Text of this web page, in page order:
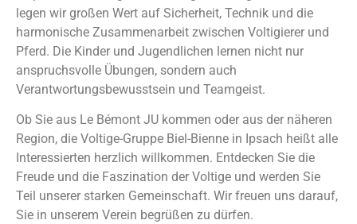
legen wir großen Wert auf Sicherheit, Technik und die
harmonische Zusammenarbeit zwischen Voltigierer und
Pferd. Die Kinder und Jugendlichen lernen nicht nur
anspruchsvolle Übungen, sondern auch
Verantwortungsbewusstsein und Teamgeist.
Ob Sie aus Le Bémont JU kommen oder aus der näheren
Region, die Voltige-Gruppe Biel-Bienne in Ipsach heißt alle
Interessierten herzlich willkommen. Entdecken Sie die
Freude und die Faszination der Voltige und werden Sie
Teil unserer starken Gemeinschaft. Wir freuen uns darauf,
Sie in unserem Verein begrüßen zu dürfen.